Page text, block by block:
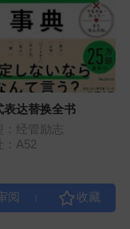
表达替换全书
：经管励志
：A52